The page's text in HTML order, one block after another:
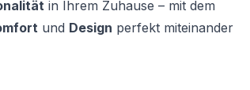
in Ihrem Zuhause – mit dem
und Design perfekt miteinander